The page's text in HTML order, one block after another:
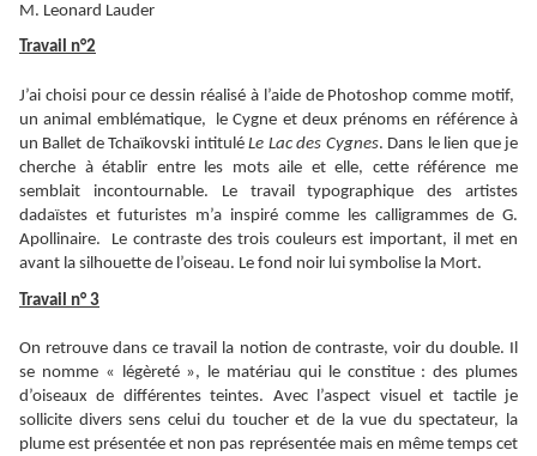
M. Leonard Lauder
Travail n°2
J’ai choisi pour ce dessin réalisé à l’aide de Photoshop comme motif,
un animal emblématique, le Cygne et deux prénoms en référence à
un Ballet de Tchaïkovski intituléLe Lac des Cygnes. Dans le lien que je
cherche à établir entre les mots aile et elle, cette référence me
semblait incontournable. Le travail typographique des artistes
dadaïstes et futuristes m’a inspiré comme les calligrammes de G.
Apollinaire. Le contraste des trois couleurs est important, il met en
avant la silhouette de l’oiseau. Le fond noir lui symbolise la Mort.
Travail n° 3
On retrouve dans ce travail la notion de contraste, voir du double. Il
se nomme « légèreté », le matériau qui le constitue : des plumes
d’oiseaux de différentes teintes. Avec l’aspect visuel et tactile je
sollicite divers sens celui du toucher et de la vue du spectateur, la
plume est présentée et non pas représentée mais en même temps cet